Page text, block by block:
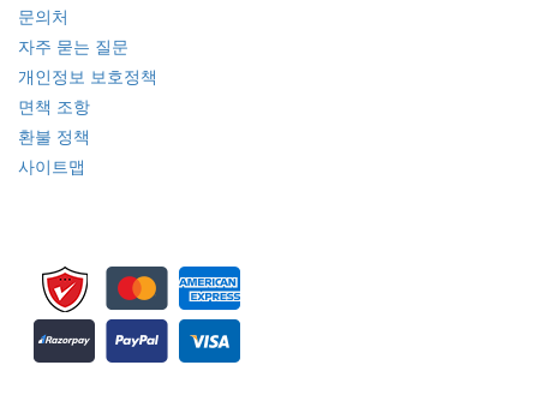
문의처
자주 묻는 질문
개인정보 보호정책
면책 조항
환불 정책
사이트맵